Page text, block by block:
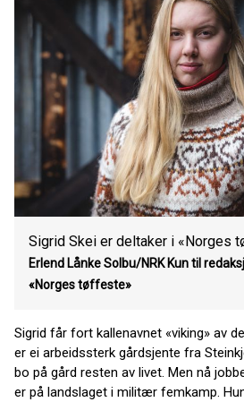
Sigrid Skei er deltaker i «Norges
Erlend Lånke Solbu/NRK Kun til
«Norges tøffeste»
Sigrid får fort kallenavnet «viking» av
er ei arbeidssterk gårdsjente fra
bo på gård resten av livet. Men nå
er på landslaget i militær femkamp.